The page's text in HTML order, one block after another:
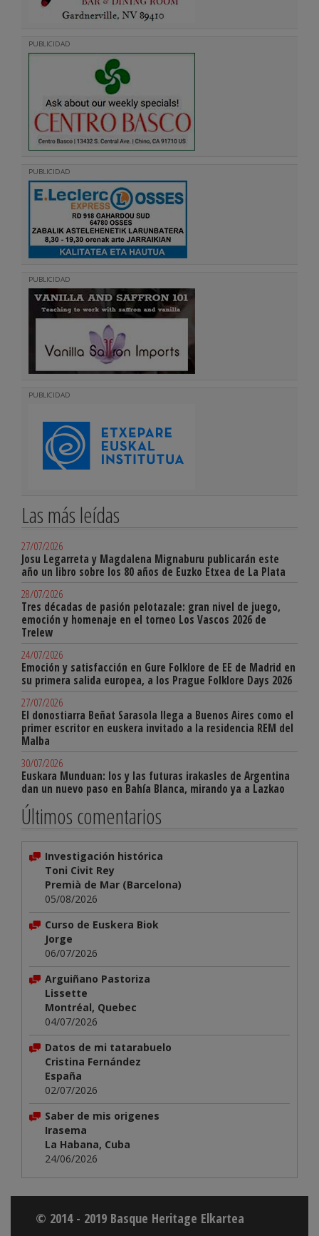
PUBLICIDAD
PUBLICIDAD
PUBLICIDAD
PUBLICIDAD
Las más leídas
27/07/2026
Josu Legarreta y Magdalena Mignaburu publicarán este
año un libro sobre los 80 años de Euzko Etxea de La Plata
28/07/2026
Tres décadas de pasión pelotazale: gran nivel de juego,
emoción y homenaje en el torneo Los Vascos 2026 de
Trelew
24/07/2026
Emoción y satisfacción en Gure Folklore de EE de Madrid en
su primera salida europea, a los Prague Folklore Days 2026
27/07/2026
El donostiarra Beñat Sarasola llega a Buenos Aires como el
primer escritor en euskera invitado a la residencia REM del
Malba
30/07/2026
Euskara Munduan: los y las futuras irakasles de Argentina
dan un nuevo paso en Bahía Blanca, mirando ya a Lazkao
Últimos comentarios
Investigación histórica
Toni Civit Rey
Premià de Mar (Barcelona)
05/08/2026
Curso de Euskera Biok
Jorge
06/07/2026
Arguiñano Pastoriza
Lissette
Montréal, Quebec
04/07/2026
Datos de mi tatarabuelo
Cristina Fernández
España
02/07/2026
Saber de mis origenes
Irasema
La Habana, Cuba
24/06/2026
© 2014 - 2019 Basque Heritage Elkartea